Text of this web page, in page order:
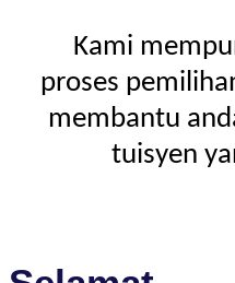
Kami
proses
membantu
tuisyen